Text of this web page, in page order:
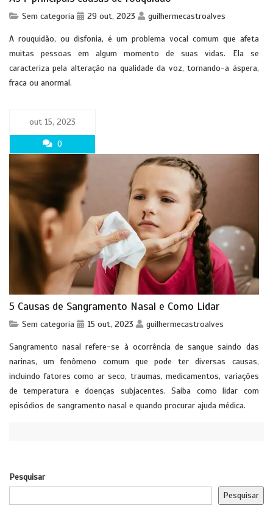
Sem categoria 29 out, 2023 guilhermecastroalves
A rouquidão, ou disfonia, é um problema vocal comum que afeta
muitas pessoas em algum momento de suas vidas. Ela se
caracteriza pela alteração na qualidade da voz, tornando-a áspera,
fraca ou anormal.
out 15, 2023
0
5 Causas de Sangramento Nasal e Como Lidar
Sem categoria 15 out, 2023 guilhermecastroalves
Sangramento nasal refere-se à ocorrência de sangue saindo das
narinas, um fenômeno comum que pode ter diversas causas,
incluindo fatores como ar seco, traumas, medicamentos, variações
de temperatura e doenças subjacentes. Saiba como lidar com
episódios de sangramento nasal e quando procurar ajuda médica.
Pesquisar
Pesquisar